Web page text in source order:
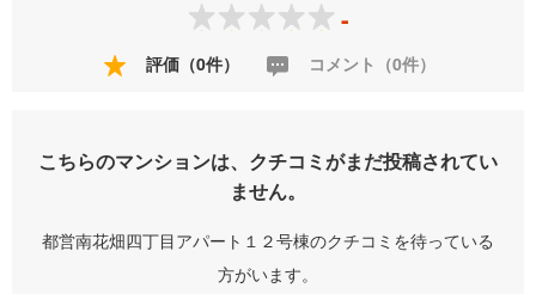
-
評価（0件） コメント（0件）
こちらのマンションは、クチコミがまだ投稿されてい
ません。
都営南花畑四丁目アパート１２号棟のクチコミを待っている
方がいます。